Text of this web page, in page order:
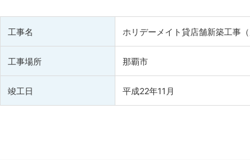
工事名 ホリデーメイト貸店舗新築工事
工事場所 那覇市
竣工日 平成22年11月